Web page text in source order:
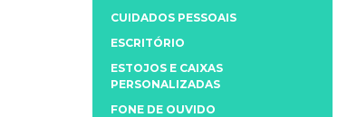
CUIDADOS PESSOAIS
ESCRITÓRIO
ESTOJOS E CAIXAS
PERSONALIZADAS
FONE DE OUVIDO